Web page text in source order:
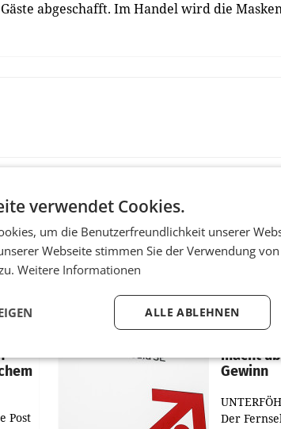
abgeschafft. Im Handel wird die
Post
MARKETING &
macht
Gewinn
Der
verwendet Cookies.
um die Benutzerfreundlichkeit unserer
Webseite stimmen Sie der Verwendung
Weitere Informationen
ALLE ABLEHNEN